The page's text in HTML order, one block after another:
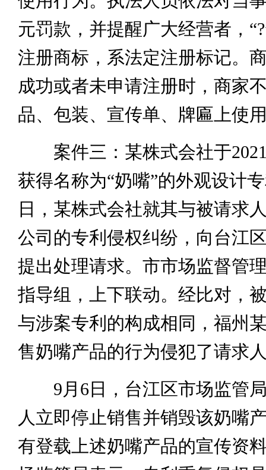
元罚款，并提醒广大经营者，
注册商标，系法定注册标记。
成功或者未申请注册时，商家
品、包装、宣传单、牌匾上使
案件三：某株式会社于2021
获得名称为“奶嘴”的外观设计
日，某株式会社就其与被请求
公司的专利侵权纠纷，向台江
提出处理请求。市市场监督管
指导组，上下联动。经比对，
与涉案专利的构成相同，福州
售奶嘴产品的行为侵犯了请求
9月6日，台江区市场监管局
人立即停止销售并销毁该奶嘴
有登载上述奶嘴产品的宣传资